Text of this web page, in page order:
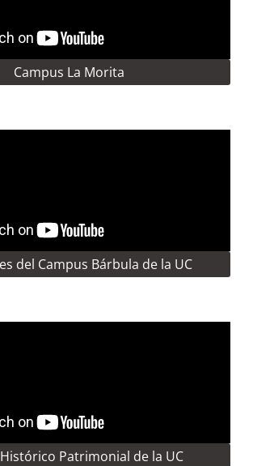
Campus La Morita
del Campus Bárbula de la UC
Patrimonial de la UC